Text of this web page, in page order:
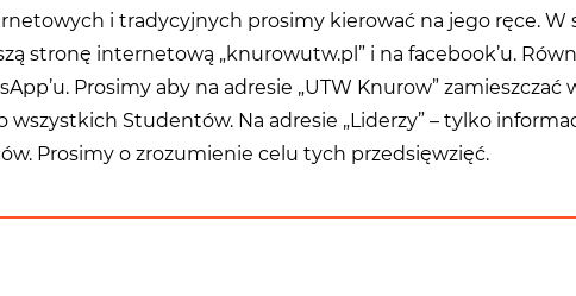
i tradycyjnych prosimy kierować na jego ręce. W
stronę internetową „knurowutw.pl” i na facebook’u.
Prosimy aby na adresie „UTW Knurow” zamieszczać
Studentów. Na adresie „Liderzy” – tylko
Prosimy o zrozumienie celu tych przedsięwzięć.